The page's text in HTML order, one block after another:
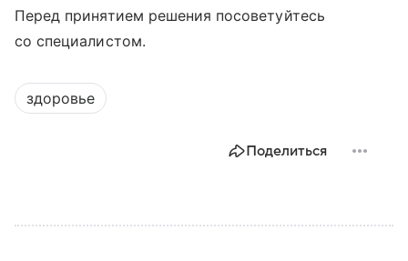
Перед принятием решения посоветуйтесь
со специалистом.
здоровье
Поделиться